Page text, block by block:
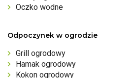
Oczko wodne
Odpoczynek w ogrodzie
Grill ogrodowy
Hamak ogrodowy
Kokon ogrodowy